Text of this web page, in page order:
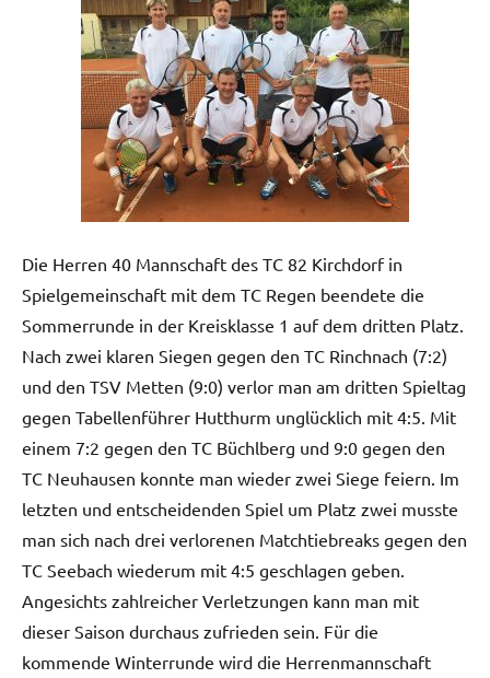
Die Herren 40 Mannschaft des TC 82 Kirchdorf in
Spielgemeinschaft mit dem TC Regen beendete die
Sommerrunde in der Kreisklasse 1 auf dem dritten Platz.
Nach zwei klaren Siegen gegen den TC Rinchnach (7:2)
und den TSV Metten (9:0) verlor man am dritten Spieltag
gegen Tabellenführer Hutthurm unglücklich mit 4:5. Mit
einem 7:2 gegen den TC Büchlberg und 9:0 gegen den
TC Neuhausen konnte man wieder zwei Siege feiern. Im
letzten und entscheidenden Spiel um Platz zwei musste
man sich nach drei verlorenen Matchtiebreaks gegen den
TC Seebach wiederum mit 4:5 geschlagen geben.
Angesichts zahlreicher Verletzungen kann man mit
dieser Saison durchaus zufrieden sein. Für die
kommende Winterrunde wird die Herrenmannschaft